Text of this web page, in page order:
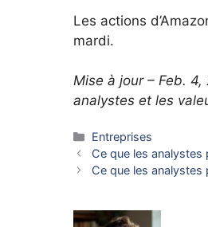
Les actions
mardi.
Mise à jour – Feb.
analystes et les
Catégories
Entreprises
Ce que les
Ce que les analystes